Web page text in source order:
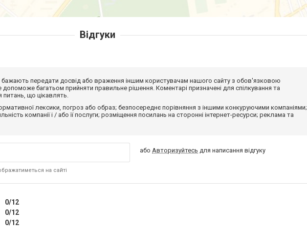
Відгуки
бажають передати досвід або враження іншим користувачам нашого сайту з обов'язковою
допоможе багатьом прийняти правильне рішення. Коментарі призначені для спілкування та
що цікавлять.
лексики, погроз або образ; безпосереднє порівняння з іншими конкуруючими компаніями;
компанії і / або її послуги; розміщення посилань на сторонні інтернет-ресурси; реклама та
на сайті
абоАвторизуйтесь для написання відгуку
0/12
0/12
0/12